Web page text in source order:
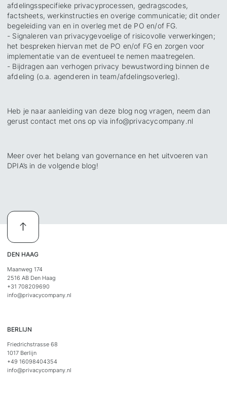
afdelingsspecifieke privacyprocessen, gedragscodes,
factsheets, werkinstructies en overige communicatie; dit onder
begeleiding van en in overleg met de PO en/of FG.
- Signaleren van privacygevoelige of risicovolle verwerkingen;
het bespreken hiervan met de PO en/of FG en zorgen voor
implementatie van de eventueel te nemen maatregelen.
- Bijdragen aan verhogen privacy bewustwording binnen de
afdeling (o.a. agenderen in team/afdelingsoverleg).
Heb je naar aanleiding van deze blog nog vragen, neem dan
gerust contact met ons op via info@privacycompany.nl
Meer over het belang van governance en het uitvoeren van
DPIA’s in de volgende blog!
DEN HAAG
Maanweg 174
2516 AB Den Haag
+31 708209690
info@privacycompany.nl
BERLIJN
Friedrichstrasse 68
1017 Berlijn
+49 16098404354
info@privacycompany.nl